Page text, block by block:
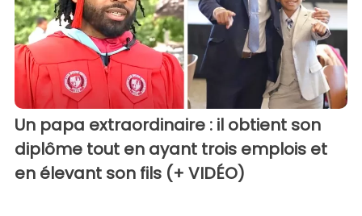
Un papa extraordinaire : il obtient son
diplôme tout en ayant trois emplois et
en élevant son fils (+ VIDÉO)